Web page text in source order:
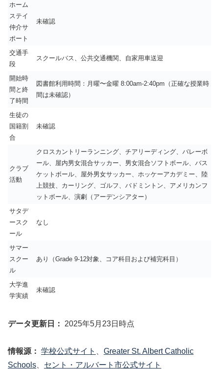
ホーム
ステイ
仲介サ
ポート
未確認
交通手
段
スクールバス、公共交通機関、自家用車送迎
開始時
間と終
了時間
図書館利用時間：月曜〜金曜 8:00am-2:40pm（正確な授業時
間は未確認）
生徒の
国籍割
合
未確認
クラブ
活動
クロスカントリーランニング、チアリーディング、バレーボ
ール、屋内男女混合サッカー、男女混合ソフトボール、バス
ケットボール、屋外男女サッカー、ホッケーアカデミー、陸
上競技、カーリング、ゴルフ、バドミントン、アメリカンフ
ットボール、演劇（アーデンシアター）
サタデ
ースク
ール
なし
サマー
スクー
ル
あり（Grade 9-12対象、コア科目および補完科目）
大学進
学実績
未確認
データ更新日： 2025年5月23日時点
情報源： 学校公式サイト
Greater St. Albert Catholic
Schools
セント・アルバート市公式サイト